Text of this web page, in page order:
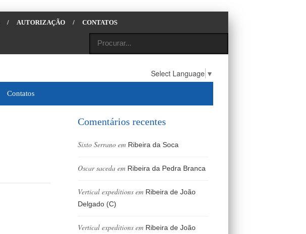
/ AUTORIZAÇÃO / CONTATOS
Select Language ▼
Contatos
Comentários recentes
Sixto Serrano em Ribeira da Soca
Oscar saceda em Ribeira da Pedra Branca
Vertical expeditions em Ribeira de João
Delgado (C)
Vertical expeditions em Ribeira de João